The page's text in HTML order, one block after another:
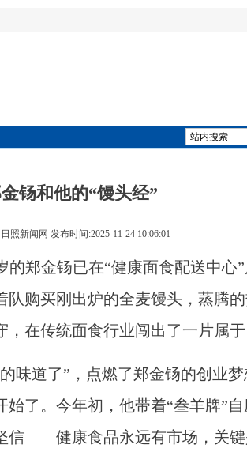
钖和他的“馒头经”
照新闻网 发布时间:2025-11-24 10:06:01
的郑金钖已在“健康面食配送中心
购买刚出炉的全麦馒头，蒸腾
在传统面食行业闯出了一片属于
道了”，点燃了郑金钖的创业梦
了。今年初，他带着“叁羊牌”
信——健康食品永远有市场，关键